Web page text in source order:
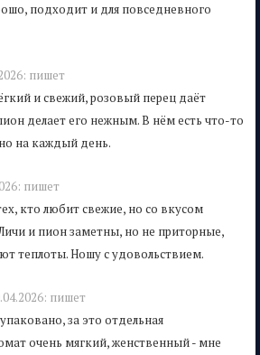
подходит и для повседневного
пишет
и свежий, розовый перец даёт
делает его нежным. В нём есть что-то
на каждый день.
пишет
кто любит свежие, но со вкусом
и пион заметны, но не приторные,
теплоты. Ношу с удовольствием.
пишет
за это отдельная
очень мягкий, женственный - мне